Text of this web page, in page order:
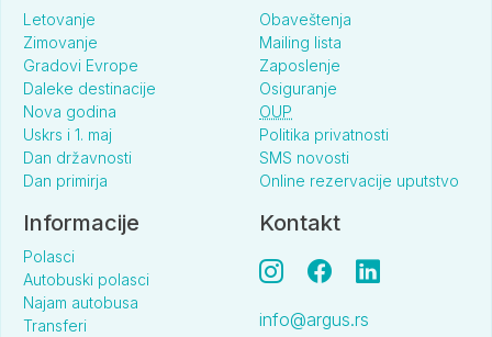
Letovanje
Zimovanje
Gradovi Evrope
Daleke destinacije
Nova godina
Uskrs i 1. maj
Dan državnosti
Dan primirja
Obaveštenja
Mailing lista
Zaposlenje
Osiguranje
OUP
Politika privatnosti
SMS novosti
Online rezervacije uputstvo
Informacije
Polasci
Autobuski polasci
Najam autobusa
Transferi
Kontakt
info@argus.rs